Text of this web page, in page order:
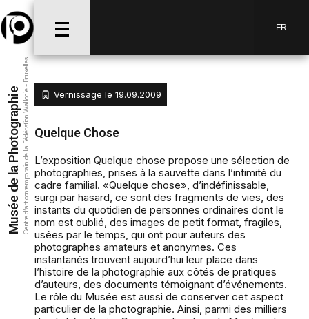
Musée de la PhotographieCentre d’art contemporain de la Fédération Wallonie - Bruxelles
FR
Vernissage le 19.09.2009
Quelque Chose
L’exposition Quelque chose propose une sélection de
photographies, prises à la sauvette dans l’intimité du
cadre familial. «Quelque chose», d’indéfinissable,
surgi par hasard, ce sont des fragments de vies, des
instants du quotidien de personnes ordinaires dont le
nom est oublié, des images de petit format, fragiles,
usées par le temps, qui ont pour auteurs des
photographes amateurs et anonymes. Ces
instantanés trouvent aujourd’hui leur place dans
l’histoire de la photographie aux côtés de pratiques
d’auteurs, des documents témoignant d’événements.
Le rôle du Musée est aussi de conserver cet aspect
particulier de la photographie. Ainsi, parmi des milliers